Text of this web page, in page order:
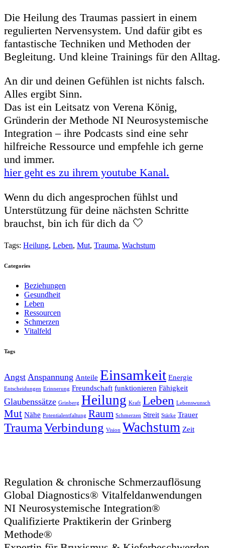
Die Heilung des Traumas passiert in einem
regulierten Nervensystem. Und dafür gibt es
fantastische Techniken und Methoden der
Begleitung. Und kleine Trainings für den Alltag.
An dir und deinen Gefühlen ist nichts falsch.
Alles ergibt Sinn.
Das ist ein Leitsatz von Verena König,
Gründerin der Methode NI Neurosystemische
Integration – ihre Podcasts sind eine sehr
hilfreiche Ressource und empfehle ich gerne
und immer.
hier geht es zu ihrem youtube Kanal.
Wenn du dich angesprochen fühlst und
Unterstützung für deine nächsten Schritte
brauchst, bin ich für dich da 🤍
Tags: Heilung, Leben, Mut, Trauma, Wachstum
Categories
Beziehungen
Gesundheit
Leben
Ressourcen
Schmerzen
Vitalfeld
Tags
Angst Anspannung Anteile Einsamkeit Energie
Entscheidungen Erinnerung Freundschaft funktionieren Fähigkeit
Glaubenssätze Grinberg Heilung Kraft Leben Lebenswunsch
Mut Nähe Potentialentfaltung Raum Schmerzen Streit Stärke Trauer
TraumaVerbindung Vision Wachstum Zeit
Regulation & chronische Schmerzauflösung
Global Diagnostics® Vitalfeldanwendungen
NI Neurosystemische Integration®
Qualifizierte Praktikerin der Grinberg
Methode®